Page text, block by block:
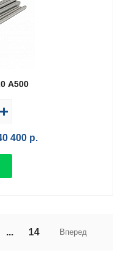
А500
400р.
... 14 Вперед